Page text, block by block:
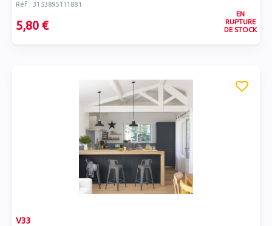
Réf : 3153895111881
5,80 €
EN
RUPTURE
DE STOCK
V33